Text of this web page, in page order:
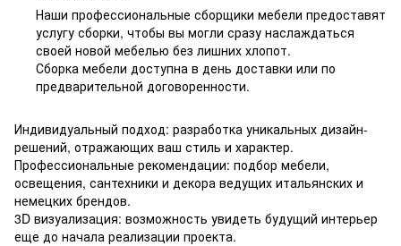
Наши профессиональные сборщики мебели предоставят
услугу сборки, чтобы вы могли сразу наслаждаться
своей новой мебелью без лишних хлопот.
Сборка мебели доступна в день доставки или по
предварительной договоренности.
Индивидуальный подход: разработка уникальных дизайн-
решений, отражающих ваш стиль и характер.
Профессиональные рекомендации: подбор мебели,
освещения, сантехники и декора ведущих итальянских и
немецких брендов.
3D визуализация: возможность увидеть будущий интерьер
еще до начала реализации проекта.